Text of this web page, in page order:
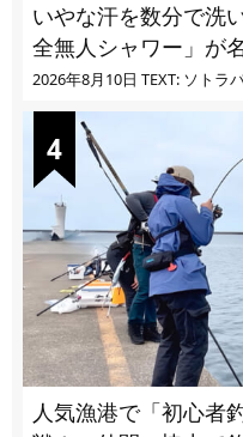
いやな汗を数分で
全無人シャワー」が
2026年8月10日 TEXT: ソトラ
人気漁港で「初心者